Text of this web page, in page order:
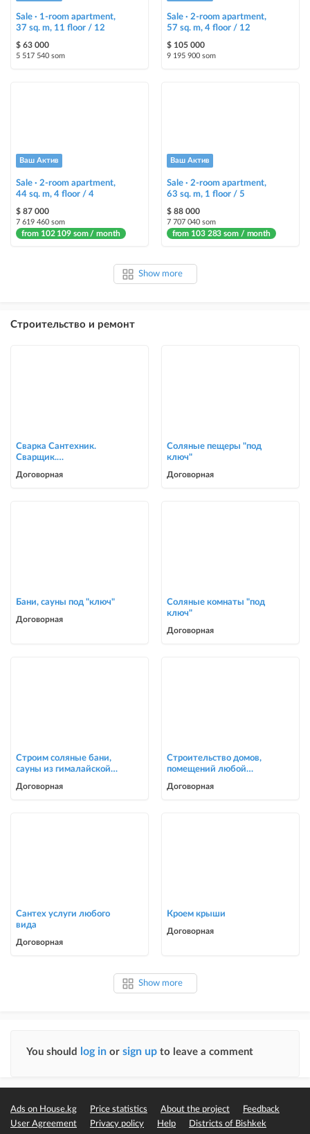
Sale · 1-room apartment,
37 sq. m, 11 floor / 12
$ 63 000
5 517 540 som
Sale · 2-room apartment,
57 sq. m, 4 floor / 12
$ 105 000
9 195 900 som
Ваш Актив
Sale · 2-room apartment,
44 sq. m, 4 floor / 4
$ 87 000
7 619 460 som
from 102 109 som / month
Ваш Актив
Sale · 2-room apartment,
63 sq. m, 1 floor / 5
$ 88 000
7 707 040 som
from 103 283 som / month
Show more
Строительство и ремонт
Сварка Сантехник.
Сварщик.
сварочные работы в Биш
Договорная
Соляные пещеры "под
ключ"
Договорная
Бани, сауны под "ключ"
Договорная
Соляные комнаты "под
ключ"
Договорная
Строим соляные бани,
сауны из гималайской
Договорная
Строительство домов,
помещений любой
Договорная
Сантех услуги любого
вида
Договорная
Кроем крыши
Договорная
Show more
You should log in or sign up to leave a comment
Ads on House.kg Price statistics About the project
Feedback
User Agreement
Privacy policy Help Districts of Bishkek